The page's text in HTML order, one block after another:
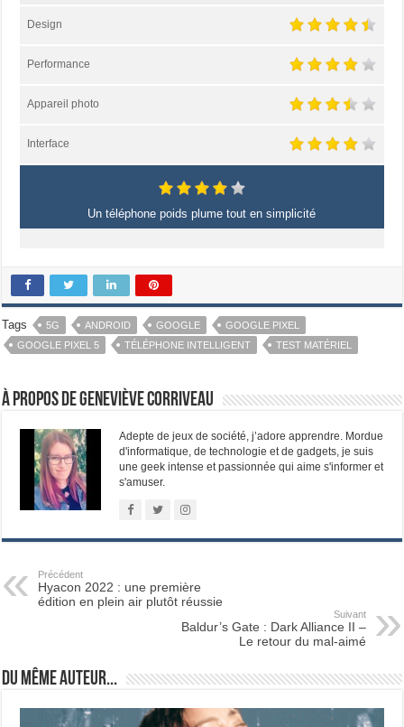
Design
Performance
Appareil photo
Interface
Un téléphone poids plume tout en simplicité
Tags 5G ANDROID GOOGLE
GOOGLE PIXEL
GOOGLE PIXEL 5
TÉLÉPHONE INTELLIGENT TEST MATÉRIEL
À propos de Geneviève Corriveau
Adepte de jeux de société, j’adore apprendre. Mordue
d'informatique, de technologie et de gadgets, je suis
une geek intense et passionnée qui aime s'informer et
s'amuser.
Précédent
Hyacon 2022 : une première
édition en plein air plutôt réussie
Suivant
Baldur’s Gate : Dark Alliance II –
Le retour du mal-aimé
Du même auteur...